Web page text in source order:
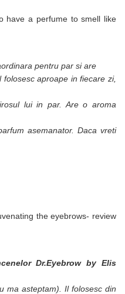
have a perfume to smell like
pentru par si are
aproape in fiecare zi,
lui in par. Are o aroma
asemanator. Daca vreti
the eyebrows- review
Dr.Eyebrow by Elis
ma asteptam). Il folosesc din